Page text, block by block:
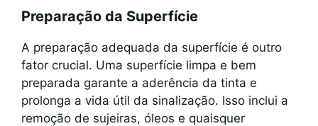
Preparação da Superfície
A preparação adequada da superfície é outro
fator crucial. Uma superfície limpa e bem
preparada garante a aderência da tinta e
prolonga a vida útil da sinalização. Isso inclui a
remoção de sujeiras, óleos e quaisquer